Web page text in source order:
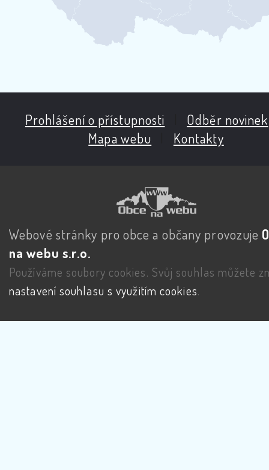
Prohlášení o přístupnosti Odběr novinek
Mapa webu
Kontakty
Webové stránky pro obce a občany provozuje
na webu s.r.o.
Používáme soubory cookies. Svůj souhlas můžete
nastavení souhlasu s využitím cookies.